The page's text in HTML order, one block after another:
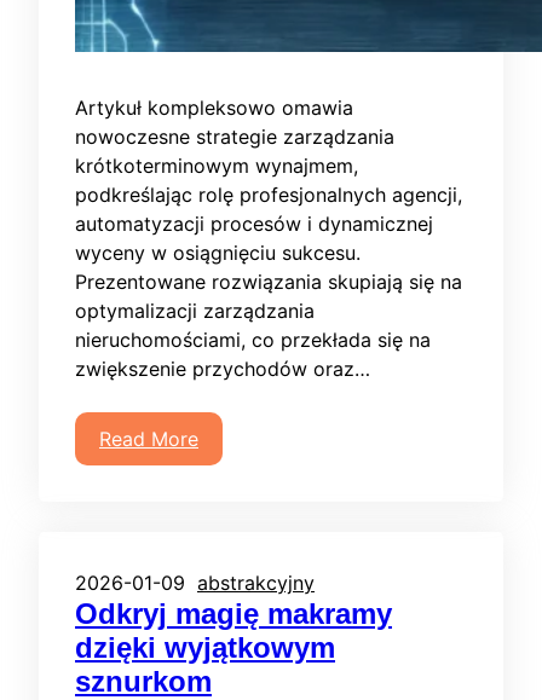
Artykuł kompleksowo omawia
nowoczesne strategie zarządzania
krótkoterminowym wynajmem,
podkreślając rolę profesjonalnych agencji,
automatyzacji procesów i dynamicznej
wyceny w osiągnięciu sukcesu.
Prezentowane rozwiązania skupiają się na
optymalizacji zarządzania
nieruchomościami, co przekłada się na
zwiększenie przychodów oraz…
Read More
2026-01-09 abstrakcyjny
Odkryj magię makramy
dzięki wyjątkowym
sznurkom